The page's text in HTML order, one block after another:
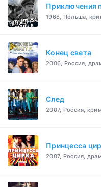
Приключения
1968, Польша,
Конец света
2006, Россия,
След
2007, Россия,
Принцесса
2007, Россия,